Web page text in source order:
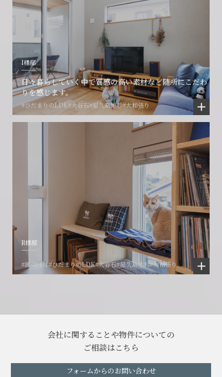
I様邸
日々暮らしていく中で質感の高い素材など随所にこだわ
りを感じます。
#ひだまりのLDK#大谷石#屋久島地杉#大和張り
R様邸
#湘南移住#ひだまりのLDK#大谷石#屋久島地杉#大和張り
会社に関することや物件についての
ご相談はこちら
フォームからのお問い合わせ